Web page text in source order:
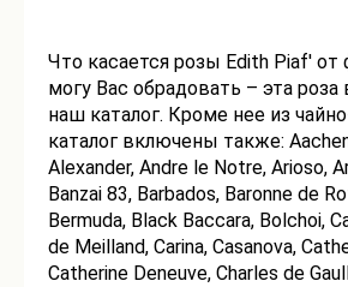
Что касается розы Edith Piaf'
могу Вас обрадовать – эта
наш каталог. Кроме нее из
каталог включены также:
Alexander, Andre le Notre, Arioso,
Banzai 83, Barbados, Baronne de
Bermuda, Black Baccara, Bolchoi,
de Meilland, Carina, Casanova,
Catherine Deneuve, Charles de